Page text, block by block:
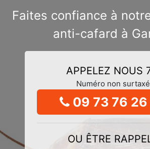
Faites confiance à
anti-cafard à
APPELEZ NOUS
Numéro non surtaxé
09 73 76 26
OU ÊTRE